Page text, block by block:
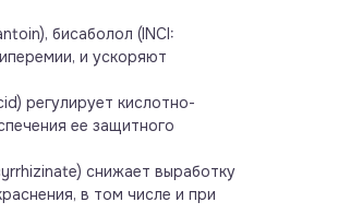
бисаболол (INCI:
и ускоряют
регулирует кислотно-
ее защитного
снижает выработку
в том числе и при